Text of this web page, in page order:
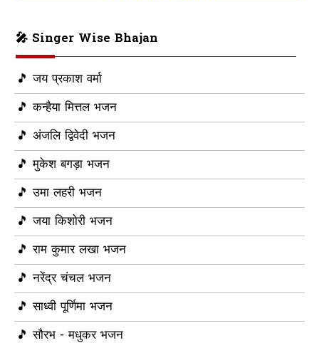
🎤 Singer Wise Bhajan
🎵 जय प्रकाश वर्मा
🎵 कन्हैया मित्तल भजन
🎵 अंजलि द्विवेदी भजन
🎵 मुकेश बगड़ा भजन
🎵 उमा लहरी भजन
🎵 जया किशोरी भजन
🎵 राम कुमार लखा भजन
🎵 नरेंद्र चंचल भजन
🎵 साध्वी पूर्णिमा भजन
🎵 सौरभ - मधुकर भजन